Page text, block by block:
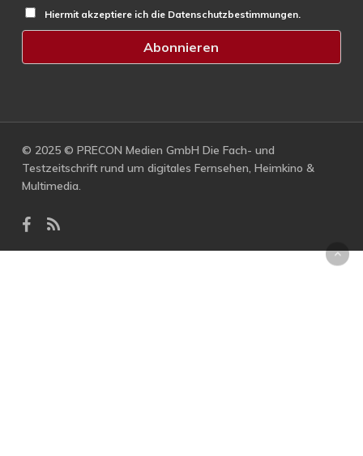
Hiermit akzeptiere ich die Datenschutzbestimmungen.
© 2025 © PRECON Medien GmbH Die Fach- und
Testzeitschrift rund um digitales Fernsehen, Heimkino &
Multimedia.
facebook
RSS